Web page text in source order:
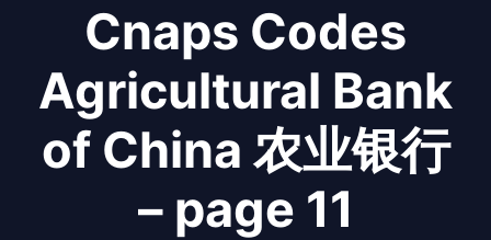
Cnaps Codes
Agricultural Bank
of China 农业银行
– page 11